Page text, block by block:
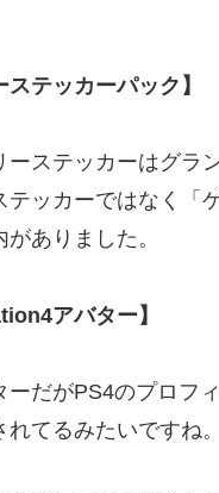
ステッカーパック】
ーステッカーはグラ
テッカーではなく「
ありました。
アバター】
ーだがPS4のプロフ
れてるみたいですね。